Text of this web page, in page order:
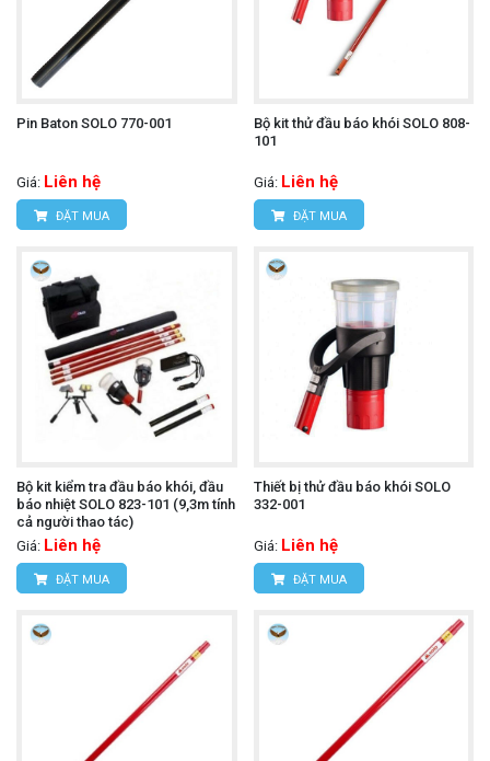
Pin Baton SOLO 770-001
Giá: Liên hệ
ĐẶT MUA
Bộ kit thử đầu báo khói SOLO 808-
101
Giá: Liên hệ
ĐẶT MUA
Bộ kit kiểm tra đầu báo khói, đầu
báo nhiệt SOLO 823-101 (9,3m tính
cả người thao tác)
Giá: Liên hệ
ĐẶT MUA
Thiết bị thử đầu báo khói SOLO
332-001
Giá: Liên hệ
ĐẶT MUA